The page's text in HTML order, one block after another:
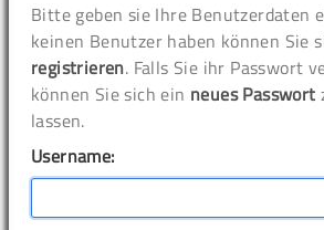
Bitte geben sie Ihre Benutzerdaten
keinen Benutzer haben können Sie
registrieren. Falls Sie ihr Passwort
können Sie sich ein neues Passwort
lassen.
Username: